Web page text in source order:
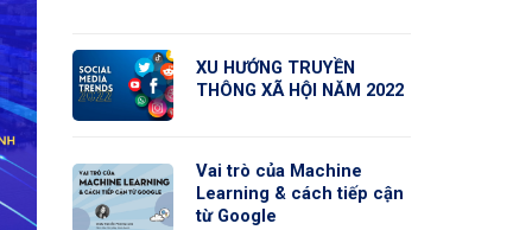
XU HƯỚNG TRUYỀN
THÔNG XÃ HỘI NĂM 2022
Vai trò của Machine
Learning & cách tiếp cận
từ Google